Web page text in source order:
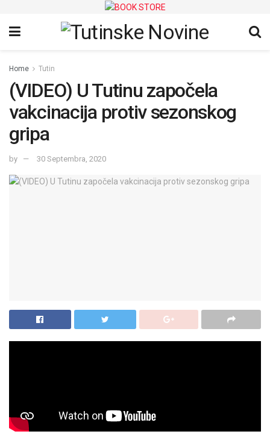
Home Tutin
(VIDEO) U Tutinu započela
vakcinacija protiv sezonskog
gripa
by 30 Septembra, 2020